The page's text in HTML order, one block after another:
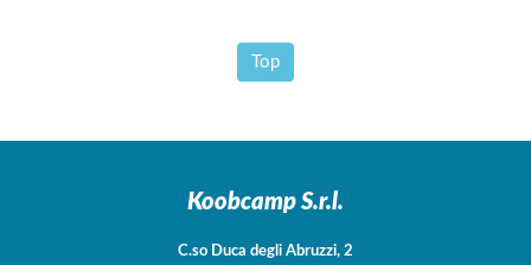
Top
Koobcamp S.r.l.
C.so Duca degli Abruzzi, 2